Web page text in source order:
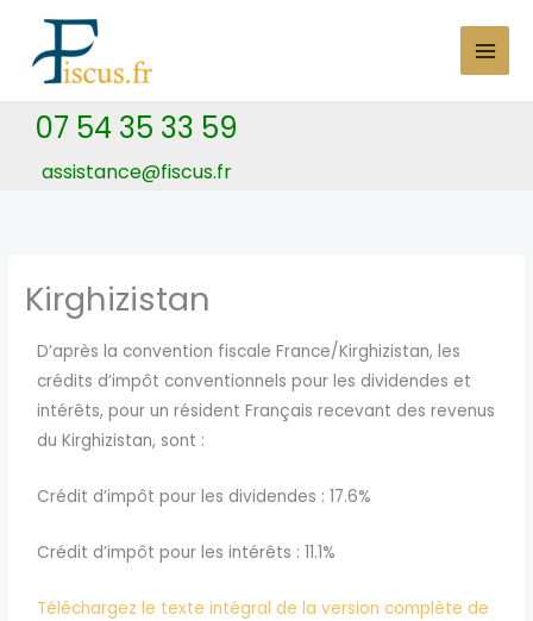
content
07 54 35 33 59
assistance@fiscus.fr
Kirghizistan
D’après la convention fiscale France/Kirghizistan, les
crédits d’impôt conventionnels pour les dividendes et
intérêts, pour un résident Français recevant des revenus
du Kirghizistan, sont :
Crédit d’impôt pour les dividendes : 17.6%
Crédit d’impôt pour les intérêts : 11.1%
Téléchargez le texte intégral de la version complète de